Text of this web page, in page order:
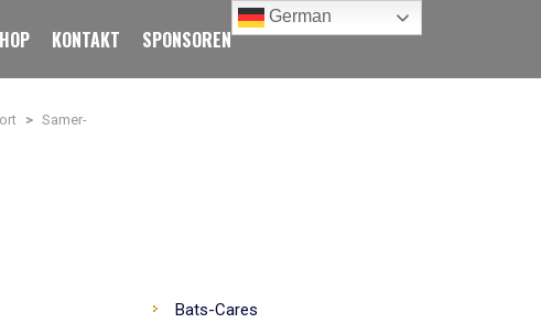
KONTAKT SPONSOREN
> Samer-
Bats-Cares
German